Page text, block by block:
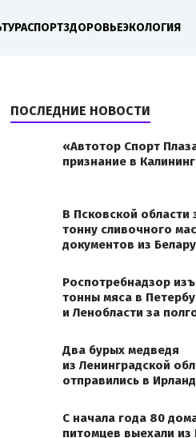
СПОРТЗДОРОВЬЕЭКОЛОГИЯ
ПОСЛЕДНИЕ НОВОСТИ
«Автотор Спорт
признание в
В Псковской области
тонну сливочного
документов из
Роспотребнадзор
тонны мяса в
и Ленобласти за
Два бурых медведя
из Ленинградской
отправились в
С начала года 80
питомцев выехали из